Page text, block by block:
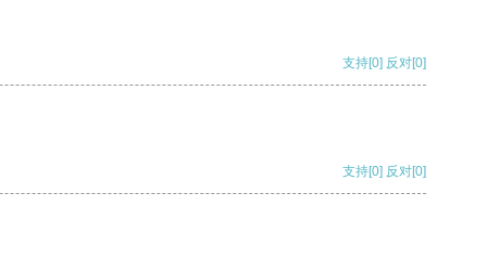
支持[0] 反对[0]
支持[0] 反对[0]